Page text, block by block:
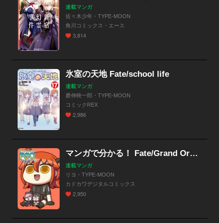
連載マンガ
佐々木少年・TYPE-MOON
角川コミックス・エース
3,814
氷室の天地 Fate/school life
連載マンガ
磨伸映一郎・TYPE-MOON
コミックREX
2,986
マンガで分かる！ Fate/Grand Order
連載マンガ
リヨ・TYPE-MOON
カドカワデジタルコミックス
2,950